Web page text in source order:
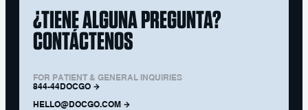
¿TIENE ALGUNA PREGUNTA?
CONTÁCTENOS
FOR PATIENT & GENERAL INQUIRIES
844-44DOCGO
HELLO@DOCGO.COM